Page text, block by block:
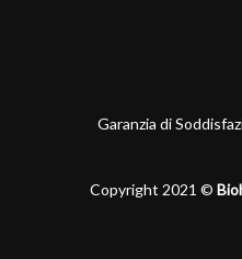
Garanzia di
Copyright 2021 ©